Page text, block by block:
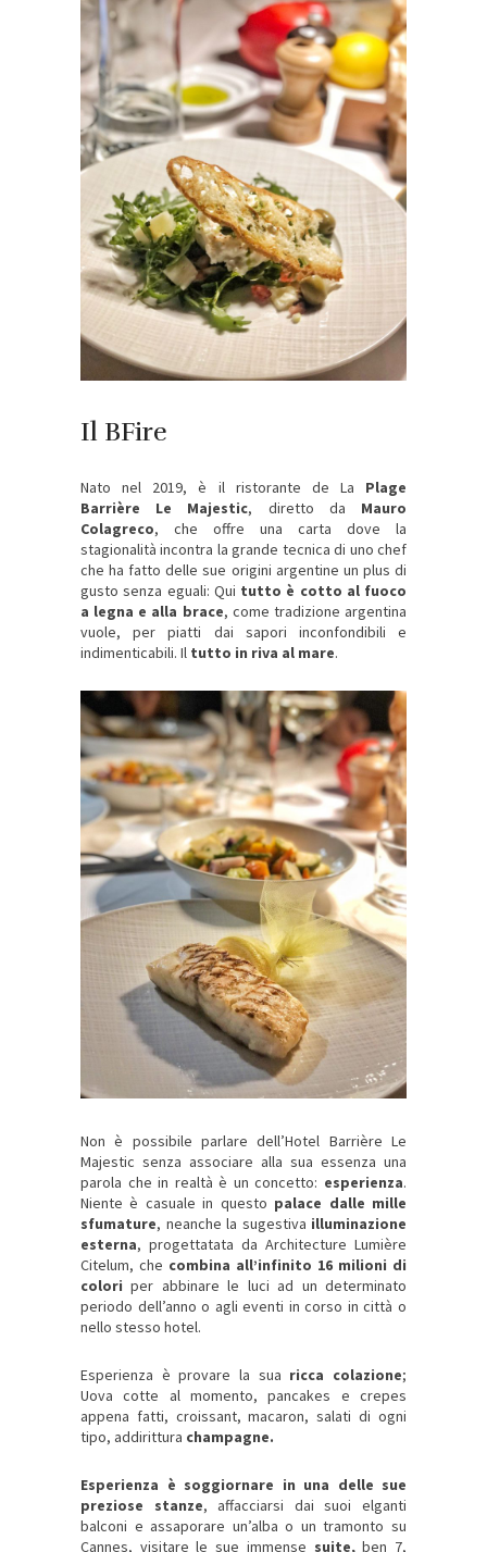
Il BFire
Nato nel 2019, è il ristorante de La Plage
Barrière Le Majestic, diretto da Mauro
Colagreco, che offre una carta dove la
stagionalità incontra la grande tecnica di uno chef
che ha fatto delle sue origini argentine un plus di
gusto senza eguali: Qui tutto è cotto al fuoco
a legna e alla brace, come tradizione argentina
vuole, per piatti dai sapori inconfondibili e
indimenticabili. Il tutto in riva al mare.
Non è possibile parlare dell’Hotel Barrière Le
Majestic senza associare alla sua essenza una
parola che in realtà è un concetto: esperienza.
Niente è casuale in questo palace dalle mille
sfumature, neanche la sugestiva illuminazione
esterna, progettatata da Architecture Lumière
Citelum, che combina all’infinito 16 milioni di
colori per abbinare le luci ad un determinato
periodo dell’anno o agli eventi in corso in città o
nello stesso hotel.
Esperienza è provare la sua ricca colazione;
Uova cotte al momento, pancakes e crepes
appena fatti, croissant, macaron, salati di ogni
tipo, addirittura champagne.
Esperienza è soggiornare in una delle sue
preziose stanze, affacciarsi dai suoi elganti
balconi e assaporare un’alba o un tramonto su
Cannes, visitare le sue immense suite,ben 7,